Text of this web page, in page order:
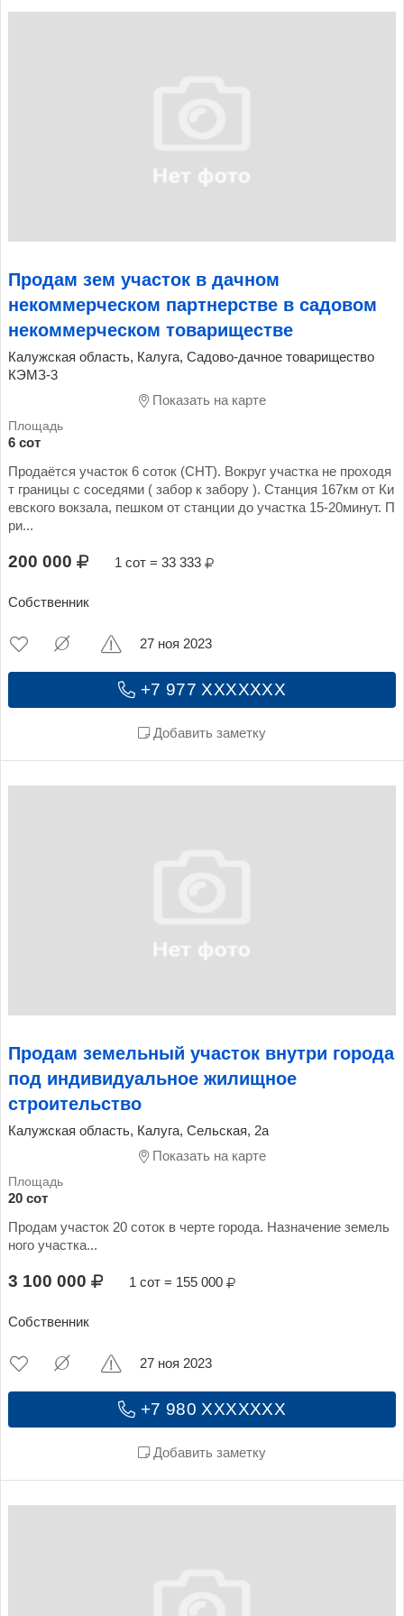
Продам зем участок в дачном
некоммерческом партнерстве в садовом
некоммерческом товариществе
Калужская область, Калуга, Садово-дачное товарищество
КЭМЗ-3
Показать на карте
6 сот
Продаётся участок 6 соток (СНТ). Вокруг участка не проходя
т границы с соседями ( забор к забору ). Станция 167км от Ки
евского вокзала, пешком от станции до участка 15-20минут. П
ри...
200 000 1 сот = 33 333
Собственник
+7 977 XXXXXXX
Добавить заметку
27 ноя 2023
Продам земельный участок внутри города
под индивидуальное жилищное
строительство
Калужская область, Калуга, Сельская, 2а
Показать на карте
20 сот
Продам участок 20 соток в черте города. Назначение земель
ного участка...
3 100 000 1 сот = 155 000
Собственник
+7 980 XXXXXXX
Добавить заметку
27 ноя 2023